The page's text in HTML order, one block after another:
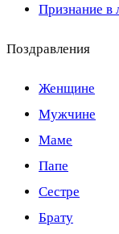
Признание в
Поздравления
Женщине
Мужчине
Маме
Папе
Сестре
Брату